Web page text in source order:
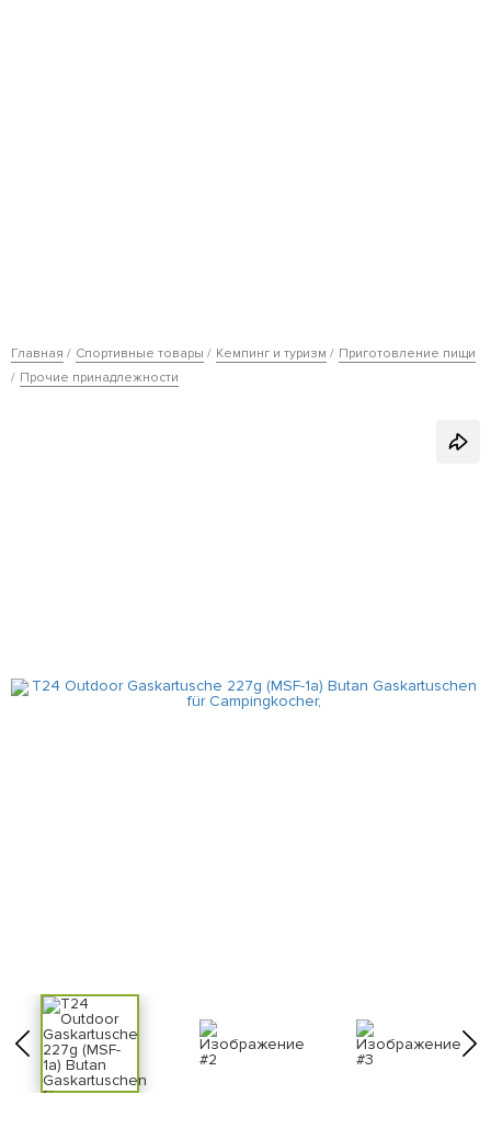
Главная Спортивные товары Кемпинг и туризм
Приготовление пищи
Прочие принадлежности